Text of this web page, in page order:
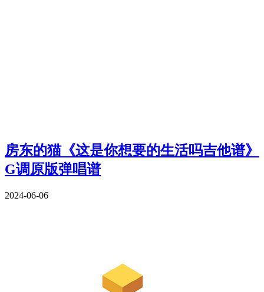
房东的猫《这是你想要的生活吗吉他谱》
G调原版弹唱谱
2024-06-06